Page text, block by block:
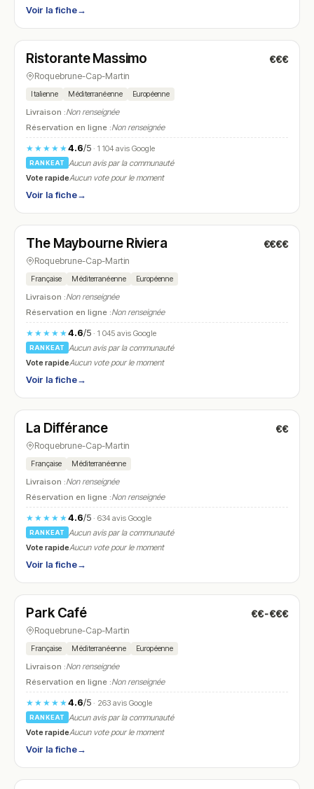
Voir la fiche→
N° 15
Ristorante Massimo €€€
Roquebrune-Cap-Martin
Italienne Méditerranéenne Européenne
Livraison :Non renseignée
Réservation en ligne :Non renseignée
★★★★★4.6/5· 1 104 avis Google
RANKEAT
Aucun avis par la communauté
Vote rapideAucun vote pour le moment
Voir la fiche→
N° 16
The Maybourne Riviera €€€€
Roquebrune-Cap-Martin
Française Méditerranéenne Européenne
Livraison :Non renseignée
Réservation en ligne :Non renseignée
★★★★★4.6/5· 1 045 avis Google
RANKEAT
Aucun avis par la communauté
Vote rapideAucun vote pour le moment
Voir la fiche→
N° 17
La Différance €€
Roquebrune-Cap-Martin
Française Méditerranéenne
Livraison :Non renseignée
Réservation en ligne :Non renseignée
★★★★★4.6/5· 634 avis Google
RANKEAT
Aucun avis par la communauté
Vote rapideAucun vote pour le moment
Voir la fiche→
N° 18
Park Café €€-€€€
Roquebrune-Cap-Martin
Française Méditerranéenne Européenne
Livraison :Non renseignée
Réservation en ligne :Non renseignée
★★★★★4.6/5· 263 avis Google
RANKEAT
Aucun avis par la communauté
Vote rapideAucun vote pour le moment
Voir la fiche→